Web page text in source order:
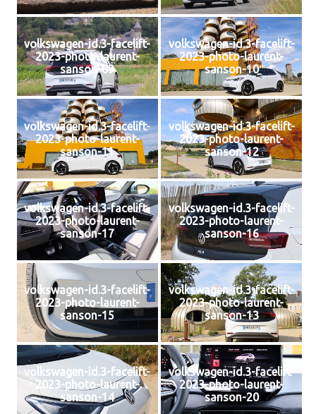
volkswagen-id.3-facelift-
2023-photo-laurent-
sanson-09
volkswagen-id.3-facelift-
2023-photo-laurent-
sanson-10
volkswagen-id.3-facelift-
2023-photo-laurent-
sanson-11
volkswagen-id.3-facelift-
2023-photo-laurent-
sanson-12
volkswagen-id.3-facelift-
2023-photo-laurent-
sanson-17
volkswagen-id.3-facelift-
2023-photo-laurent-
sanson-16
volkswagen-id.3-facelift-
2023-photo-laurent-
sanson-15
volkswagen-id.3-facelift-
2023-photo-laurent-
sanson-13
volkswagen-id.3-facelift-
2023-photo-laurent-
sanson-14
volkswagen-id.3-facelift-
2023-photo-laurent-
sanson-20